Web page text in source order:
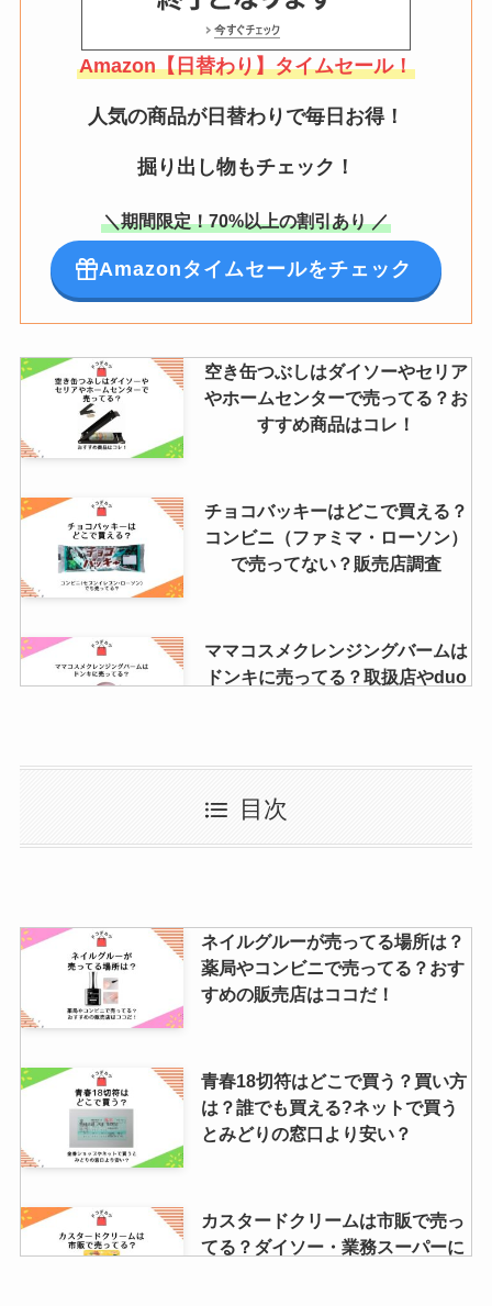
Amazon【日替わり】タイムセール！
人気の商品が日替わりで毎日お得！
掘り出し物もチェック！
＼期間限定！70%以上の割引あり ／
Amazonタイムセールをチェック
空き缶つぶしはダイソーやセリア
やホームセンターで売ってる？お
すすめ商品はコレ！
チョコバッキーはどこで買える？
コンビニ（ファミマ・ローソン）
で売ってない？販売店調査
ママコスメクレンジングバームは
ドンキに売ってる？取扱店やduo
印・ヨドバシ・100均など販売店
や値段も調査
suicaはどこで買える？西日本の
コンビニでも買える？suicaと
icocaはどっちがいい？
ガーメントバッグはユニクロに売
ってる？どこで買える？安いおす
すめや代用品紹介
【パンテーン】ミセラーは販売終
了？理由は？amazonで買える？
リニューアル状況や口コミ調査
目次
ネイルグルーが売ってる場所は？
薬局やコンビニで売ってる？おす
すめの販売店はココだ！
青春18切符はどこで買う？買い方
は？誰でも買える?ネットで買う
とみどりの窓口より安い？
カスタードクリームは市販で売っ
てる？ダイソー・業務スーパーに